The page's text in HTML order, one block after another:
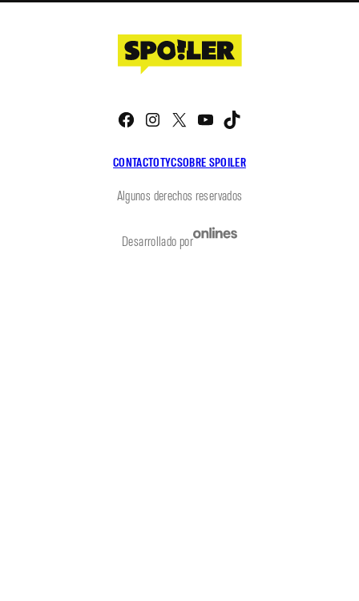
CONTACTOTYCSOBRE SPOILER
Facebook
Instagram
X YouTube
Algunos derechos reservados
Desarrollado por